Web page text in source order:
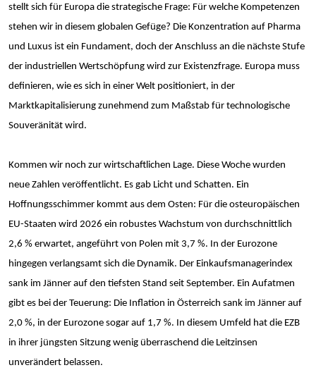
stellt sich für Europa die strategische Frage: Für welche Kompetenzen
stehen wir in diesem globalen Gefüge? Die Konzentration auf Pharma
und Luxus ist ein Fundament, doch der Anschluss an die nächste Stufe
der industriellen Wertschöpfung wird zur Existenzfrage. Europa muss
definieren, wie es sich in einer Welt positioniert, in der
Marktkapitalisierung zunehmend zum Maßstab für technologische
Souveränität wird.
Kommen wir noch zur wirtschaftlichen Lage. Diese Woche wurden
neue Zahlen veröffentlicht. Es gab Licht und Schatten. Ein
Hoffnungsschimmer kommt aus dem Osten: Für die osteuropäischen
EU-Staaten wird 2026 ein robustes Wachstum von durchschnittlich
2,6 % erwartet, angeführt von Polen mit 3,7 %. In der Eurozone
hingegen verlangsamt sich die Dynamik. Der Einkaufsmanagerindex
sank im Jänner auf den tiefsten Stand seit September. Ein Aufatmen
gibt es bei der Teuerung: Die Inflation in Österreich sank im Jänner auf
2,0 %, in der Eurozone sogar auf 1,7 %. In diesem Umfeld hat die EZB
in ihrer jüngsten Sitzung wenig überraschend die Leitzinsen
unverändert belassen.